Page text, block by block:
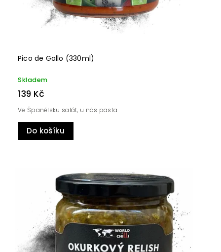
Pico de Gallo (330ml)
Skladem
139 Kč
Do košíku
Ve Španělsku salát, u nás pasta